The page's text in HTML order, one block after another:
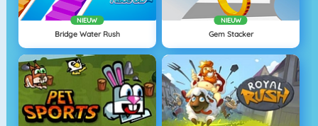
NIEUW
Bridge Water Rush
NIEUW
Gem Stacker